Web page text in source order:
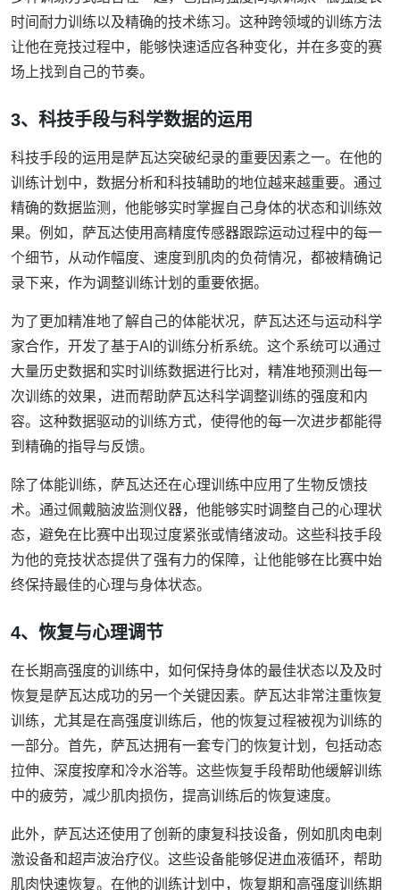
时间耐力训练以及精确的技术练习。这种跨领域的训练方法
让他在竞技过程中，能够快速适应各种变化，并在多变的赛
场上找到自己的节奏。
3、科技手段与科学数据的运用
科技手段的运用是萨瓦达突破纪录的重要因素之一。在他的
训练计划中，数据分析和科技辅助的地位越来越重要。通过
精确的数据监测，他能够实时掌握自己身体的状态和训练效
果。例如，萨瓦达使用高精度传感器跟踪运动过程中的每一
个细节，从动作幅度、速度到肌肉的负荷情况，都被精确记
录下来，作为调整训练计划的重要依据。
为了更加精准地了解自己的体能状况，萨瓦达还与运动科学
家合作，开发了基于AI的训练分析系统。这个系统可以通过
大量历史数据和实时训练数据进行比对，精准地预测出每一
次训练的效果，进而帮助萨瓦达科学调整训练的强度和内
容。这种数据驱动的训练方式，使得他的每一次进步都能得
到精确的指导与反馈。
除了体能训练，萨瓦达还在心理训练中应用了生物反馈技
术。通过佩戴脑波监测仪器，他能够实时调整自己的心理状
态，避免在比赛中出现过度紧张或情绪波动。这些科技手段
为他的竞技状态提供了强有力的保障，让他能够在比赛中始
终保持最佳的心理与身体状态。
4、恢复与心理调节
在长期高强度的训练中，如何保持身体的最佳状态以及及时
恢复是萨瓦达成功的另一个关键因素。萨瓦达非常注重恢复
训练，尤其是在高强度训练后，他的恢复过程被视为训练的
一部分。首先，萨瓦达拥有一套专门的恢复计划，包括动态
拉伸、深度按摩和冷水浴等。这些恢复手段帮助他缓解训练
中的疲劳，减少肌肉损伤，提高训练后的恢复速度。
此外，萨瓦达还使用了创新的康复科技设备，例如肌肉电刺
激设备和超声波治疗仪。这些设备能够促进血液循环，帮助
肌肉快速恢复。在他的训练计划中，恢复期和高强度训练期